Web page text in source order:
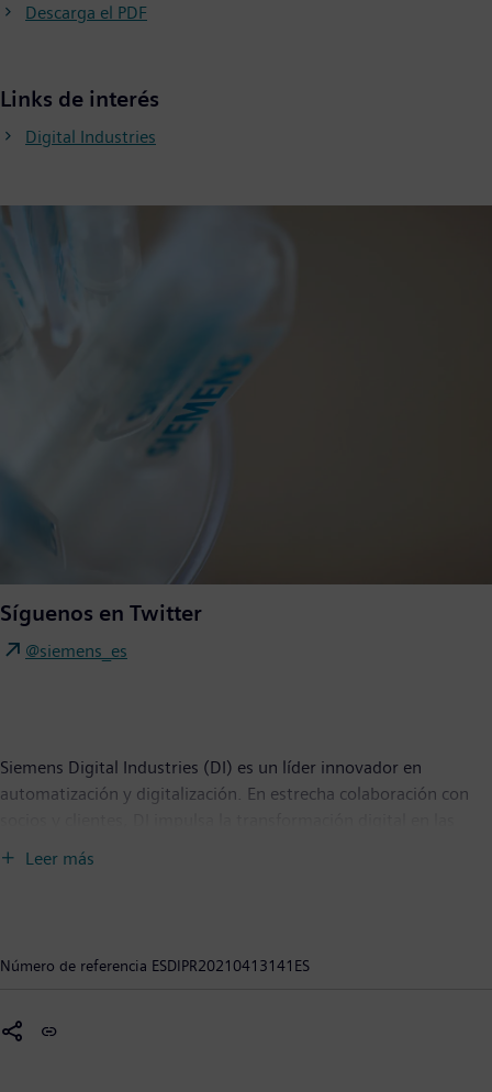
Descarga el PDF
Links de interés
Digital Industries
Síguenos en Twitter
@siemens_es
Siemens Digital Industries (DI) es un líder innovador en
automatización y digitalización. En estrecha colaboración con
de DI apoya a los clientes para lograr una mayor productividad y
portfolio para integrar las tecnologías de vanguardia del futuro.
Leer más
Número de referencia ESDIPR20210413141ES